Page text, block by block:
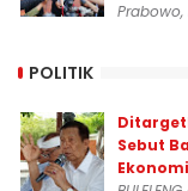
POLITIK
Sebut